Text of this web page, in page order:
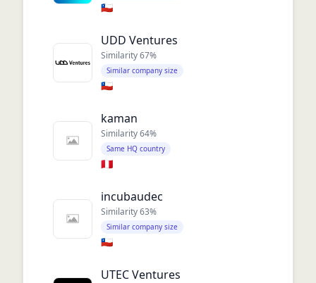
🇨🇱
UDD Ventures
Similarity67%
Similar company size
🇨🇱
kaman
Similarity64%
Same HQ country
🇵🇪
incubaudec
Similarity63%
Similar company size
🇨🇱
UTEC Ventures